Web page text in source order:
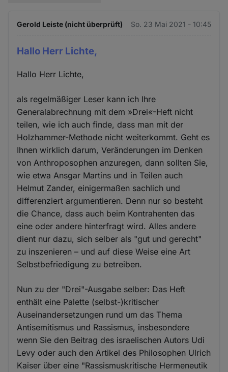
Gerold Leiste (nicht überprüft) So. 23 Mai 2021 - 10:45
Hallo Herr Lichte,
Hallo Herr Lichte,
als regelmäßiger Leser kann ich Ihre
Generalabrechnung mit dem »Drei«-Heft nicht
teilen, wie ich auch finde, dass man mit der
Holzhammer-Methode nicht weiterkommt. Geht es
Ihnen wirklich darum, Veränderungen im Denken
von Anthroposophen anzuregen, dann sollten Sie,
wie etwa Ansgar Martins und in Teilen auch
Helmut Zander, einigermaßen sachlich und
differenziert argumentieren. Denn nur so besteht
die Chance, dass auch beim Kontrahenten das
eine oder andere hinterfragt wird. Alles andere
dient nur dazu, sich selber als "gut und gerecht"
zu inszenieren – und auf diese Weise eine Art
Selbstbefriedigung zu betreiben.
Nun zu der "Drei"-Ausgabe selber: Das Heft
enthält eine Palette (selbst-)kritischer
Auseinandersetzungen rund um das Thema
Antisemitismus und Rassismus, insbesondere
wenn Sie den Beitrag des israelischen Autors Udi
Levy oder auch den Artikel des Philosophen Ulrich
Kaiser über eine "Rassismuskritische Hermeneutik